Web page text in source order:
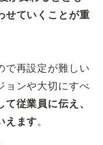
せていくことが重
で再設定が難しい
ョンや大切にすべ
従業員に伝え、
えます。